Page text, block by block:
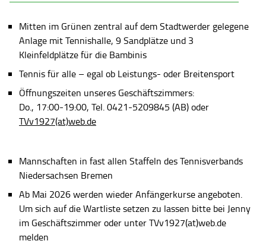
Mitten im Grünen zentral auf dem Stadtwerder gelegene
Anlage mit Tennishalle, 9 Sandplätze und 3
Kleinfeldplätze für die Bambinis
Tennis für alle – egal ob Leistungs- oder Breitensport
Öffnungszeiten unseres Geschäftszimmers:
Do., 17:00-19:00, Tel. 0421-5209845 (AB) oder
TVv1927(at)web.de
Mannschaften in fast allen Staffeln des Tennisverbands
Niedersachsen Bremen
Ab Mai 2026 werden wieder Anfängerkurse angeboten.
Um sich auf die Wartliste setzen zu lassen bitte bei Jenny
im Geschäftszimmer oder unter TVv1927(at)web.de
melden